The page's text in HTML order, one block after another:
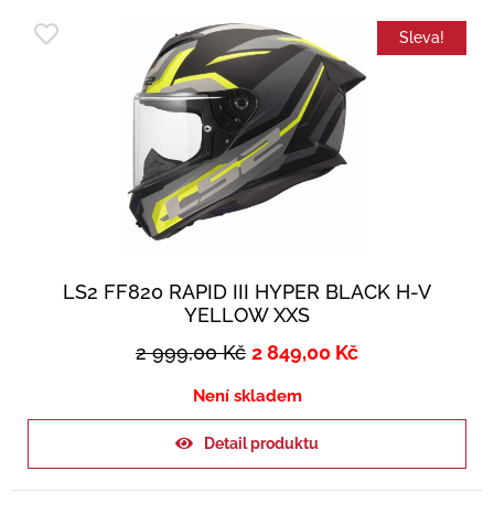
Sleva!
LS2 FF820 RAPID III HYPER BLACK H-V
YELLOW XXS
2 999,00Kč 2 849,00 Kč
Není skladem
Detail produktu